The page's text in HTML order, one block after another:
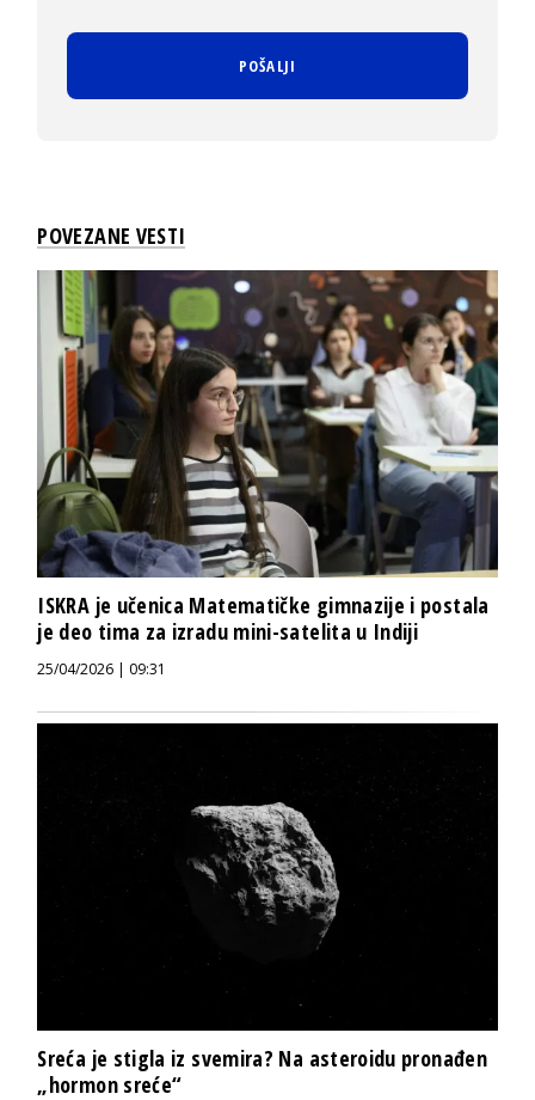
POVEZANE VESTI
ISKRA je učenica Matematičke gimnazije i postala
je deo tima za izradu mini-satelita u Indiji
25/04/2026 | 09:31
Sreća je stigla iz svemira? Na asteroidu pronađen
„hormon sreće“